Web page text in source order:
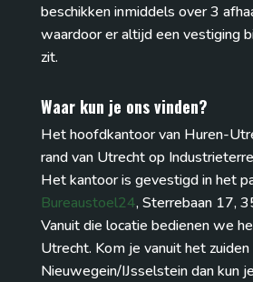
beschikken inmiddels over 3
waardoor er altijd een vestiging
zit.
Waar kun je ons vinden?
Het hoofdkantoor van Huren-
rand van Utrecht op
Het kantoor is gevestigd in het
Bureaustoel24, Sterrebaan 17,
Vanuit die locatie bedienen we
Utrecht. Kom je vanuit het
Nieuwegein/IJsselstein dan kun